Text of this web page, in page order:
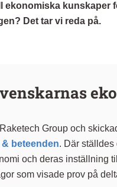
ekonomiska kunskaper
Det tar vi reda på.
Group och
beteenden. Där ställdes
och deras inställning
som visade prov på